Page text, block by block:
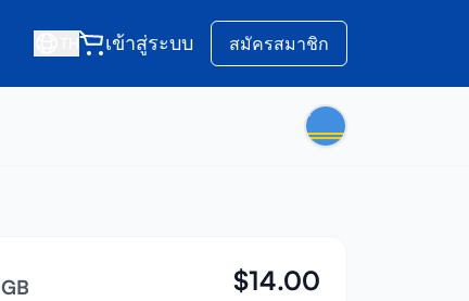
เข้าสู่ระบบ สมัครสมาชิก
GB $14.00